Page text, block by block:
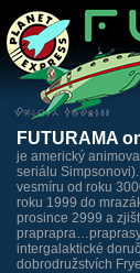
FUTURAMA
je americký
seriálu
vesmíru od roku
roku 1999 do
prosince 2999 a
intergalaktické
dobrodružstvích